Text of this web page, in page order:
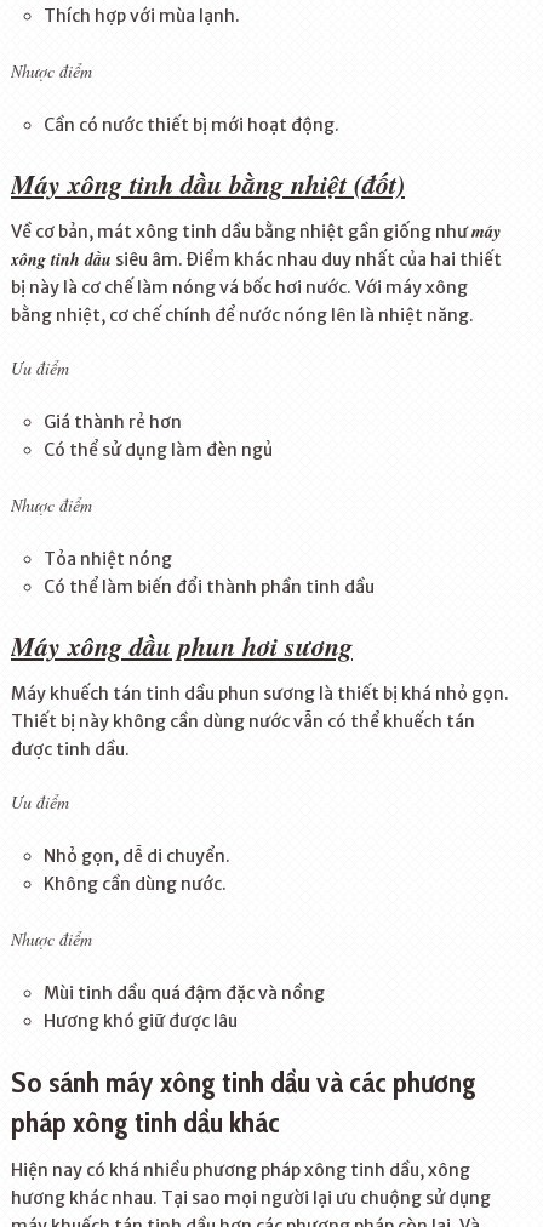
Thích hợp với mùa lạnh.
Nhược điểm
Cần có nước thiết bị mới hoạt động.
Máy xông tinh dầu bằng nhiệt (đốt)
Về cơ bản, mát xông tinh dầu bằng nhiệt gần giống nhưmáy
xông tinh dầu siêu âm. Điểm khác nhau duy nhất của hai thiết
bị này là cơ chế làm nóng vá bốc hơi nước. Với máy xông
bằng nhiệt, cơ chế chính để nước nóng lên là nhiệt năng.
Ưu điểm
Giá thành rẻ hơn
Có thể sử dụng làm đèn ngủ
Nhược điểm
Tỏa nhiệt nóng
Có thể làm biến đổi thành phần tinh dầu
Máy xông dầu phun hơi sương
Máy khuếch tán tinh dầu phun sương là thiết bị khá nhỏ gọn.
Thiết bị này không cần dùng nước vẫn có thể khuếch tán
được tinh dầu.
Ưu điểm
Nhỏ gọn, dễ di chuyển.
Không cần dùng nước.
Nhược điểm
Mùi tinh dầu quá đậm đặc và nồng
Hương khó giữ được lâu
So sánh máy xông tinh dầu và các phương
pháp xông tinh dầu khác
Hiện nay có khá nhiều phương pháp xông tinh dầu, xông
hương khác nhau. Tại sao mọi người lại ưu chuộng sử dụng